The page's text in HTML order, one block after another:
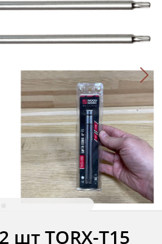
шт TORX-T15